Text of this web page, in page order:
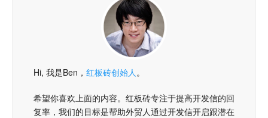
Hi, 我是Ben， 红板砖创始人 。
希望你喜欢上面的内容。红板砖专注于提高开发信的回
复率，我们的目标是帮助外贸人通过开发信开启跟潜在